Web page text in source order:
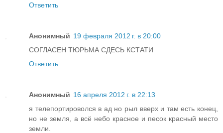
Ответить
Анонимный 19 февраля 2012 г. в 20:00
СОГЛАСЕН ТЮРЬМА СДЕСЬ КСТАТИ
Ответить
Анонимный 16 апреля 2012 г. в 22:13
я телепортироволся в ад но рыл вверх и там есть конец,
но не земля, а всё небо красное и песок красный место
земли.